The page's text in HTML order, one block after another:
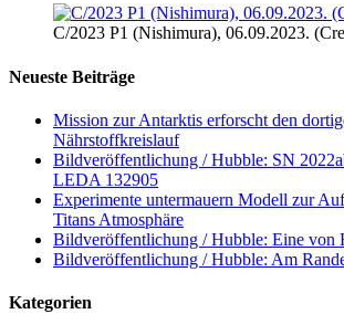
C/2023 P1 (Nishimura), 06.09.2023.
Neueste Beiträge
Mission zur Antarktis erforscht den
Nährstoffkreislauf
Bildveröffentlichung / Hubble: SN
LEDA 132905
Experimente untermauern Modell zur
Titans Atmosphäre
Bildveröffentlichung / Hubble: Eine von
Bildveröffentlichung / Hubble: Am
Kategorien